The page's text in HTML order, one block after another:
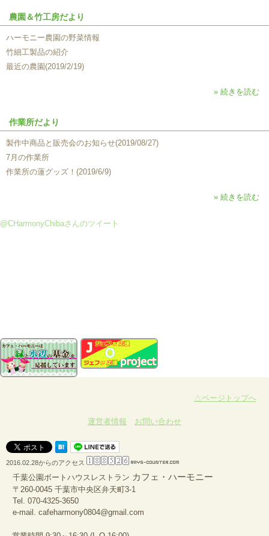
農園＆竹工房だより
ハーモニー農園の野菜情報
竹細工製品の紹介
最近の農園(2019/2/19)
» 続きを読む
作業所だより
製作中商品と販売会のお知らせ(2019/08/27)
7月の作業所
作業所の蓮グッズ！(2019/6/9)
» 続きを読む
@CHarmonyChibaさんのツイート
△ページトップへ
運営者情報 お問い合わせ
2016.02.28からのアクセス
千葉公園ボートハウスレストラン カフェ・ハーモニー
〒260-0045 千葉市中央区弁天町3-1
Tel.070-4325-3650
e-mail.cafeharmony0804@gmail.com